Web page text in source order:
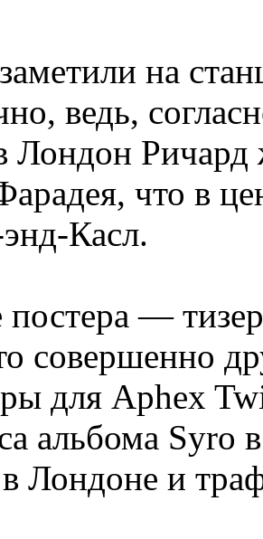
на
ведь,
Лондон
что в
Касл.
постера —
совершенно
для Aphex
альбома Syro
в Лондоне и